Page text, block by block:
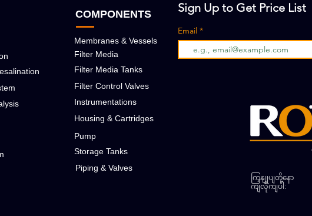
COMPONENTS
Membranes & Vessels
Filter Media
Filter Media Tanks
Filter Control Valves
Instrumentations
Housing & Cartridges
Pump
Storage Tanks
Piping & Valves
Sign Up to Get Price List
Email
ကြှနျုပျတို့နော
ကျလိုကျပါ: